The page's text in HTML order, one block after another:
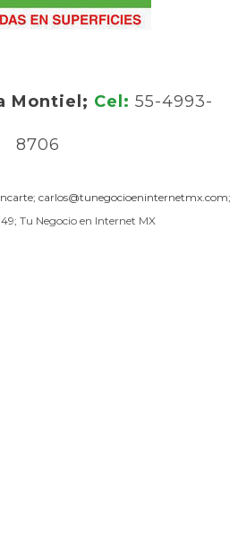
Montiel; Cel: 55-4993-
8706
carlos@tunegocioeninternetmx.com;
Tu Negocio en Internet MX